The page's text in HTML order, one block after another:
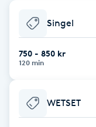
Babylights
Balayage
Barber
Singel
750 - 850 kr
120 min
WETSET